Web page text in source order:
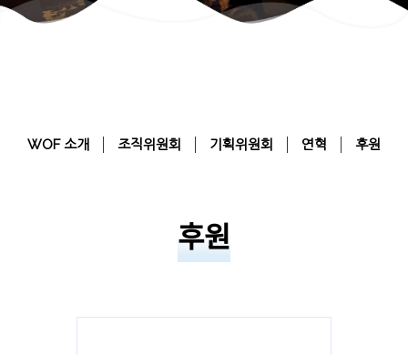
WOF 소개 조직위원회 기획위원회 연혁 후원
후원